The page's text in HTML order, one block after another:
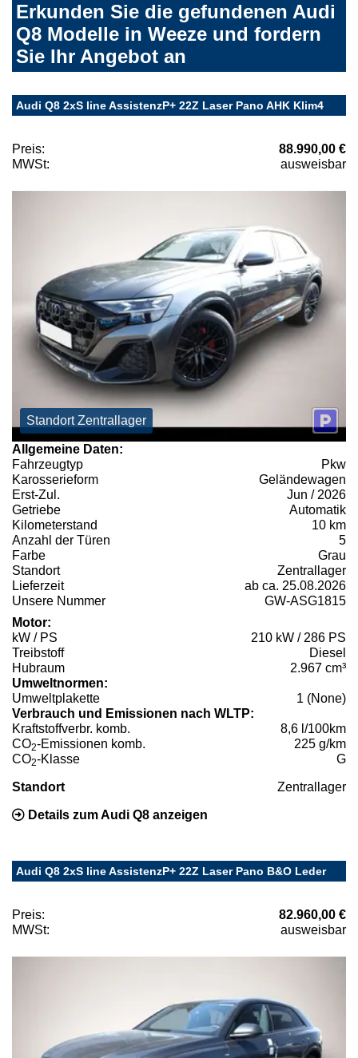
Erkunden Sie die gefundenen Audi
Q8 Modelle in Weeze und fordern
Sie Ihr Angebot an
Audi Q8 2xS line AssistenzP+ 22Z Laser Pano AHK Klim4
Preis:
88.990,00 €
MWSt:
ausweisbar
Standort Zentrallager
Allgemeine Daten:
Fahrzeugtyp
Pkw
Karosserieform
Geländewagen
Erst-Zul.
Jun / 2026
Getriebe
Automatik
Kilometerstand
10 km
Anzahl der Türen
5
Farbe
Grau
Standort
Zentrallager
Lieferzeit
ab ca. 25.08.2026
Unsere Nummer
GW-ASG1815
Motor:
kW / PS
210 kW / 286 PS
Treibstoff
Diesel
Hubraum
2.967 cm³
Umweltnormen:
Umweltplakette
1 (None)
Verbrauch und Emissionen nach WLTP:
Kraftstoffverbr. komb.
8,6 l/100km
CO2-Emissionen komb.
225 g/km
CO2-Klasse G
Standort Zentrallager
Details zum Audi Q8 anzeigen
Audi Q8 2xS line AssistenzP+ 22Z Laser Pano B&O Leder
Preis:
82.960,00 €
MWSt:
ausweisbar